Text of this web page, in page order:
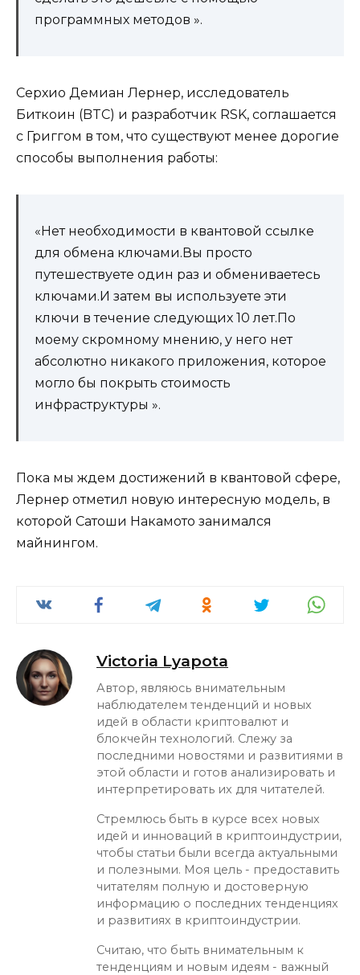
программных методов ».
Серхио Демиан Лернер, исследователь
Биткоин (BTC) и разработчик RSK, соглашается
с Григгом в том, что существуют менее дорогие
способы выполнения работы:
«Нет необходимости в квантовой ссылке
для обмена ключами.Вы просто
путешествуете один раз и обмениваетесь
ключами.И затем вы используете эти
ключи в течение следующих 10 лет.По
моему скромному мнению, у него нет
абсолютно никакого приложения, которое
могло бы покрыть стоимость
инфраструктуры ».
Пока мы ждем достижений в квантовой сфере,
Лернер отметил новую интересную модель, в
которой Сатоши Накамото занимался
майнингом.
Victoria Lyapota
Автор, являюсь внимательным
наблюдателем тенденций и новых
идей в области криптовалют и
блокчейн технологий. Слежу за
последними новостями и развитиями в
этой области и готов анализировать и
интерпретировать их для читателей.
Стремлюсь быть в курсе всех новых
идей и инноваций в криптоиндустрии,
чтобы статьи были всегда актуальными
и полезными. Моя цель - предоставить
читателям полную и достоверную
информацию о последних тенденциях
и развитиях в криптоиндустрии.
Считаю, что быть внимательным к
тенденциям и новым идеям - важный